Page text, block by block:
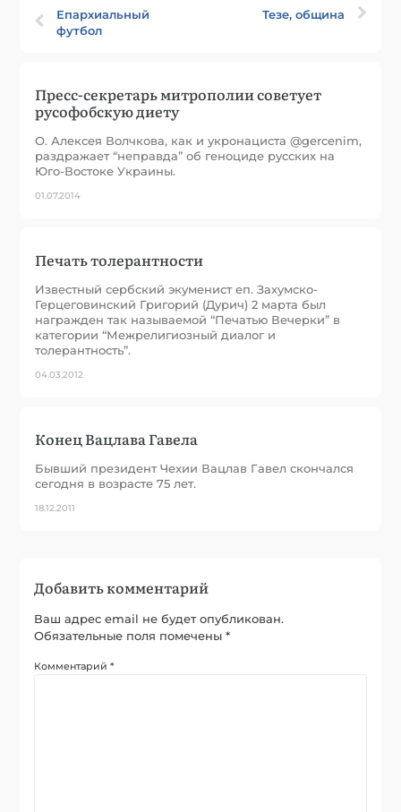
Епархиальный
футбол
Тезе, община
Пресс-секретарь митрополии советует
русофобскую диету
О. Алексея Волчкова, как и укронациста @gercenim,
раздражает “неправда” об геноциде русских на
Юго-Востоке Украины.
01.07.2014
Печать толерантности
Известный сербский экуменист еп. Захумско-
Герцеговинский Григорий (Дурич) 2 марта был
награжден так называемой “Печатью Вечерки” в
категории “Межрелигиозный диалог и
толерантность”.
04.03.2012
Конец Вацлава Гавела
Бывший президент Чехии Вацлав Гавел скончался
сегодня в возрасте 75 лет.
18.12.2011
Добавить комментарий
Ваш адрес email не будет опубликован.
Обязательные поля помечены*
Комментарий*